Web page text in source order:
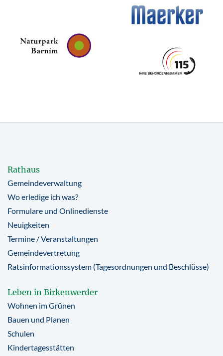
Rathaus
Gemeindeverwaltung
Wo erledige ich was?
Formulare und Onlinedienste
Neuigkeiten
Termine / Veranstaltungen
Gemeindevertretung
Ratsinformationssystem (Tagesordnungen und Beschlüsse)
Leben in Birkenwerder
Wohnen im Grünen
Bauen und Planen
Schulen
Kindertagesstätten